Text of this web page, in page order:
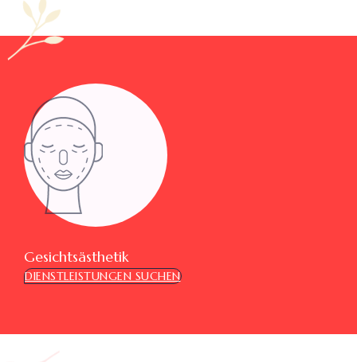
Gesichtsästhetik
DIENSTLEISTUNGEN SUCHEN